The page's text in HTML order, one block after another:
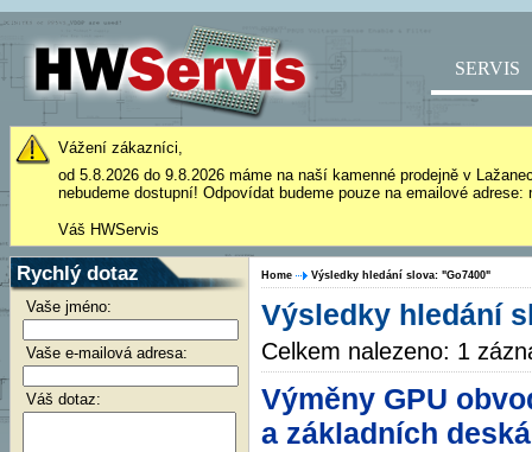
SERVIS
Vážení zákazníci,
od 5.8.2026 do 9.8.2026 máme na naší kamenné prodejně v
nebudeme dostupní! Odpovídat budeme pouze na emailové
Váš HWServis
Rychlý dotaz
Vaše jméno:
Vaše e-mailová adresa:
Váš dotaz:
Home Výsledky hledání slova: "Go7400"
Výsledky hledání
Celkem nalezeno: 1
Výměny GPU
a základních